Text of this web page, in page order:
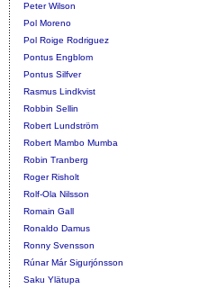
Peter Wilson
Pol Moreno
Pol Roige Rodriguez
Pontus Engblom
Pontus Silfver
Rasmus Lindkvist
Robbin Sellin
Robert Lundström
Robert Mambo Mumba
Robin Tranberg
Roger Risholt
Rolf-Ola Nilsson
Romain Gall
Ronaldo Damus
Ronny Svensson
Rúnar Már Sigurjónsson
Saku Ylätupa